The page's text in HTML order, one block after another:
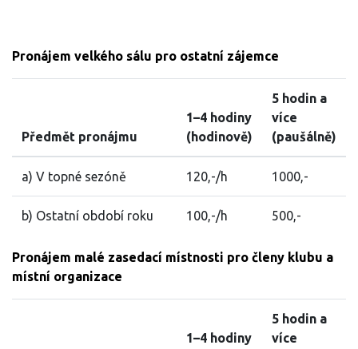
Pronájem velkého sálu pro ostatní zájemce
Předmět pronájmu
1–4 hodiny
(hodinově)
5 hodin a
více
(paušálně)
a) V topné sezóně 120,-/h 1000,-
b) Ostatní období roku 100,-/h 500,-
Pronájem malé zasedací místnosti pro členy klubu a
místní organizace
1–4 hodiny
5 hodin a
více